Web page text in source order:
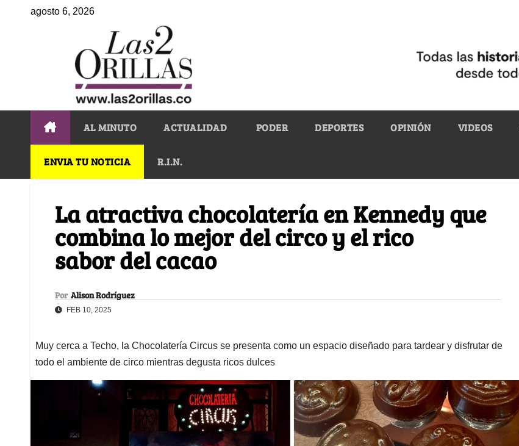
agosto 6, 2026
AL MINUTO ACTUALIDAD PODER DEPORTES OPINIÓN VIDEOS
ENVIA TU NOTICIA R.I.N.
La atractiva chocolatería en Kennedy que
combina lo mejor del circo y el rico
sabor del cacao
Por Alison Rodríguez
FEB 10, 2025
Muy cerca a Techo, la Chocolatería Circus se presenta como un espacio diseñado para tardear y disfrutar de
todo el ambiente de circo mientras degusta ricos dulces